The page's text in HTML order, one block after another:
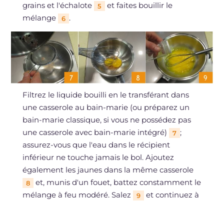
grains et l'échalote
5
et faites bouillir le
mélange
6 .
Filtrez le liquide bouilli en le transférant dans
une casserole au bain-marie (ou préparez un
bain-marie classique, si vous ne possédez pas
une casserole avec bain-marie intégré)
7 ;
assurez-vous que l'eau dans le récipient
inférieur ne touche jamais le bol. Ajoutez
également les jaunes dans la même casserole
8
et, munis d'un fouet, battez constamment le
mélange à feu modéré. Salez
9
et continuez à